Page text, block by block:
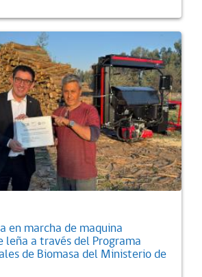
en marcha de maquina
leña a través del Programa
de Biomasa del Ministerio de